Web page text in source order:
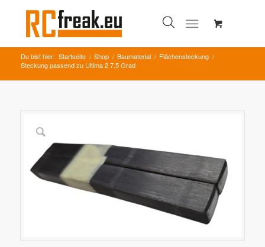
Du bist hier: Startseite / Shop / Baumaterial / Flächensteckung /
Steckung passend zu Ultima 2 7,5 Grad